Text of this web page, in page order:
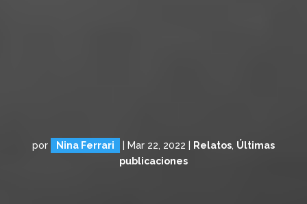
por Nina Ferrari Mar 22, 2022 Relatos, Últimas
publicaciones